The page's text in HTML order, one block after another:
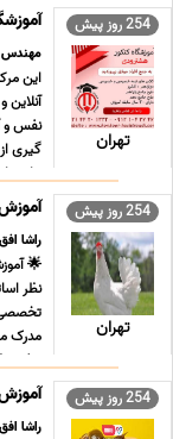
254 روز پیش
تهران
مهندس
این
نفس و
گیری
برای
254 روز پیش
تهران
راشا افق
🌟
نظر
تخصصی
مدرک
و
254 روز پیش
راشا افق